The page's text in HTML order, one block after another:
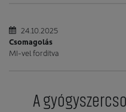
24.10.2025
Csomagolás
MI-vel fordítva
A